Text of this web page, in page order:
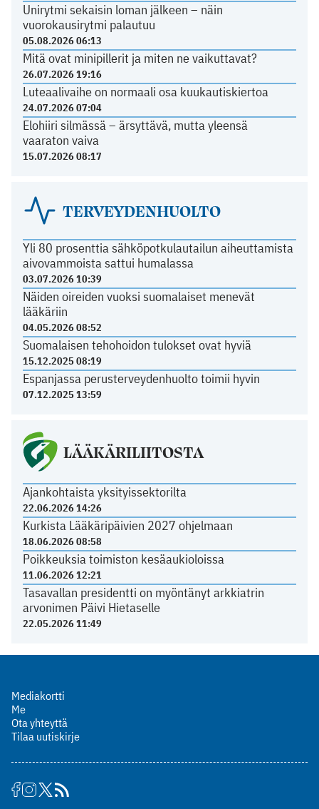
Unirytmi sekaisin loman jälkeen – näin
vuorokausirytmi palautuu
05.08.2026 06:13
Mitä ovat minipillerit ja miten ne vaikuttavat?
26.07.2026 19:16
Luteaalivaihe on normaali osa kuukautiskiertoa
24.07.2026 07:04
Elohiiri silmässä – ärsyttävä, mutta yleensä
vaaraton vaiva
15.07.2026 08:17
TERVEYDENHUOLTO
Yli 80 prosenttia sähköpotkulautailun aiheuttamista
aivovammoista sattui humalassa
03.07.2026 10:39
Näiden oireiden vuoksi suomalaiset menevät
lääkäriin
04.05.2026 08:52
Suomalaisen tehohoidon tulokset ovat hyviä
15.12.2025 08:19
Espanjassa perusterveydenhuolto toimii hyvin
07.12.2025 13:59
LÄÄKÄRILIITOSTA
Ajankohtaista yksityissektorilta
22.06.2026 14:26
Kurkista Lääkäripäivien 2027 ohjelmaan
18.06.2026 08:58
Poikkeuksia toimiston kesäaukioloissa
11.06.2026 12:21
Tasavallan presidentti on myöntänyt arkkiatrin
arvonimen Päivi Hietaselle
22.05.2026 11:49
Mediakortti
Me
Ota yhteyttä
Tilaa uutiskirje